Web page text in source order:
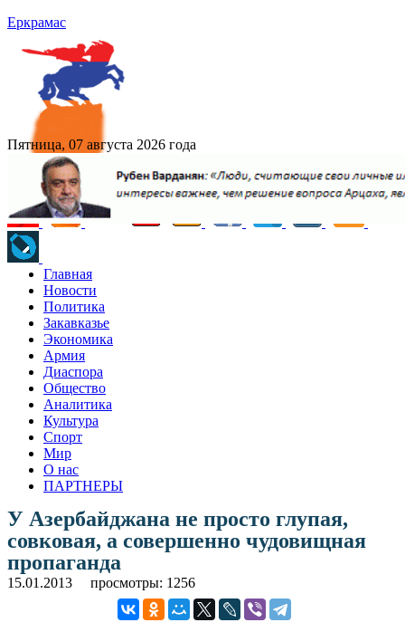
Еркрамас
Пятница, 07 августа 2026 года
Главная
Новости
Политика
Закавказье
Экономика
Армия
Диаспора
Общество
Аналитика
Культура
Спорт
Мир
О нас
ПАРТНЕРЫ
У Азербайджана не просто глупая,
совковая, а совершенно чудовищная
пропаганда
15.01.2013 просмотры: 1256